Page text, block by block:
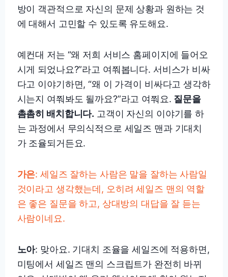
방이 객관적으로 자신의 문제 상황과 원하는 것
에 대해서 고민할 수 있도록 유도해요.
예컨대 저는 “왜 저희 서비스 홈페이지에 들어오
시게 되었나요?”라고 여쭤봅니다. 서비스가 비싸
다고 이야기하면, “왜 이 가격이 비싸다고 생각하
시는지 여쭤봐도 될까요?”라고 여쭤요. 질문을
촘촘히 배치합니다. 고객이 자신의 이야기를 하
는 과정에서 무의식적으로 세일즈 맨과 기대치
가 조율되거든요.
가은: 세일즈 잘하는 사람은 말을 잘하는 사람일
것이라고 생각했는데, 오히려 세일즈 맨의 역할
은 좋은 질문을 하고, 상대방의 대답을 잘 듣는
사람이네요.
노아: 맞아요. 기대치 조율을 세일즈에 적용하면,
미팅에서 세일즈 맨의 스크립트가 완전히 바뀌